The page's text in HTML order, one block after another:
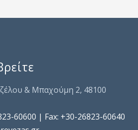
& Μπαχούμη 2, 48100
60600 | Fax: +30-26823-60640